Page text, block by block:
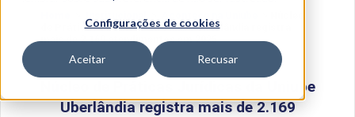
Configurações de cookies
Aceitar Recusar
de Práticas Jurídicas da Uniube Uberlândia registra
mais de 2.169 atendimentos em 2025
Núcleo de Práticas Jurídicas da Uniube
Uberlândia registra mais de 2.169